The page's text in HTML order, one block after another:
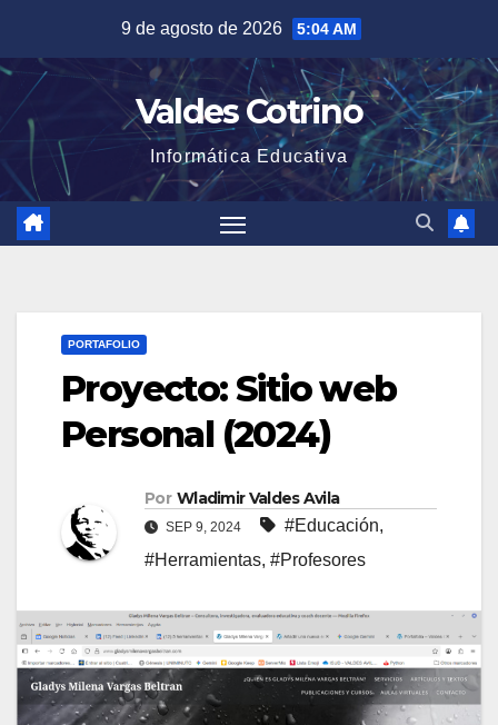
contenido
9 de agosto de 2026 5:04 AM
Valdes Cotrino
Informática Educativa
PORTAFOLIO
Proyecto: Sitio web
Personal (2024)
Por Wladimir Valdes Avila
SEP 9, 2024 #Educación,
#Herramientas, #Profesores